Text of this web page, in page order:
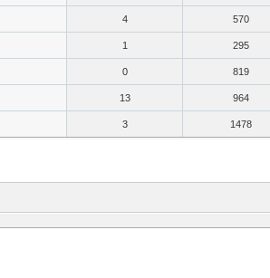
4 570
1 295
0 819
13 964
3 1478